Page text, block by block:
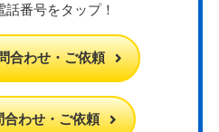
話番号をタップ！
合わせ・ご依頼
わせ・ご依頼